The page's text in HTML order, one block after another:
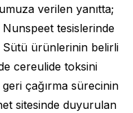
verilen yanıtta;
Nunspeet tesislerinde
Sütü ürünlerinin belirli
cereulide toksini
çağırma sürecinin
sitesinde duyurulan